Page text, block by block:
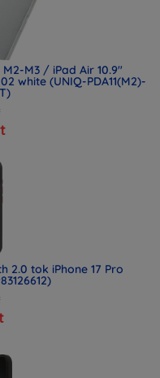
M3 / iPad Air 10.9"
white (UNIQ-PDA11(M2)-
2.0 tok iPhone 17 Pro